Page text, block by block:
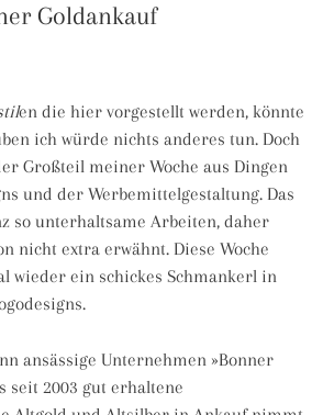
Goldankauf
en die hier vorgestellt werden, könnte
ich würde nichts anderes tun. Doch
Großteil meiner Woche aus Dingen
und der Werbemittelgestaltung. Das
so unterhaltsame Arbeiten, daher
nicht extra erwähnt. Diese Woche
wieder ein schickes Schmankerl in
ansässige Unternehmen »Bonner
seit 2003 gut erhaltene